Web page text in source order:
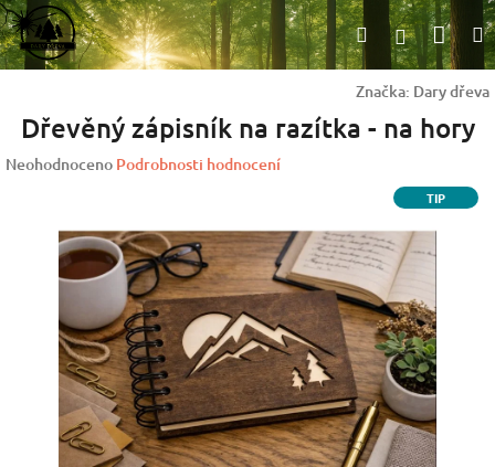
Přejít
na
obsah
HledatPřihlášení
Značka: Dary dřeva
Dřevěný zápisník na razítka - na hory
Průměrné
hvězdiček.
Neohodnoceno Podrobnosti hodnocení
TIP